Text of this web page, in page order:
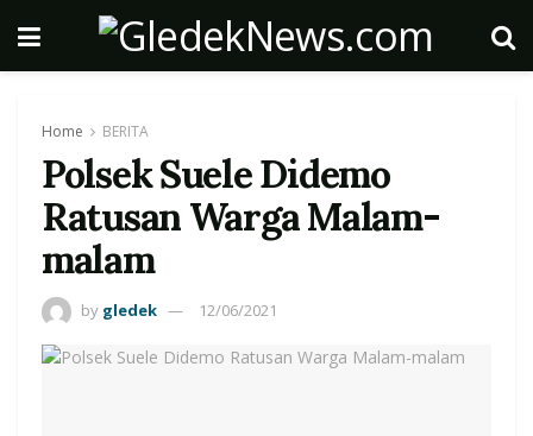
Home BERITA
Polsek Suele Didemo
Ratusan Warga‎ Malam-
malam
by gledek 12/06/2021